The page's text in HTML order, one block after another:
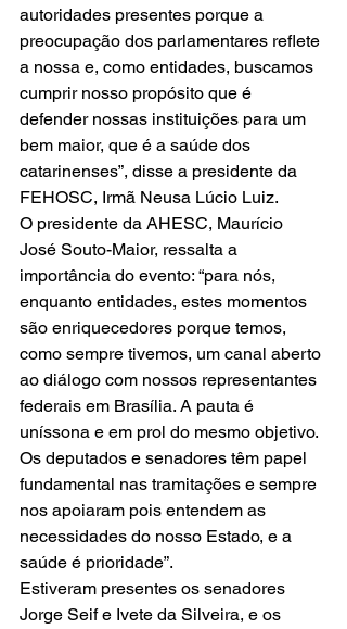
autoridades presentes porque a
preocupação dos parlamentares reflete
a nossa e, como entidades, buscamos
cumprir nosso propósito que é
defender nossas instituições para um
bem maior, que é a saúde dos
catarinenses”, disse a presidente da
FEHOSC, Irmã Neusa Lúcio Luiz.
O presidente da AHESC, Maurício
José Souto-Maior, ressalta a
importância do evento: “para nós,
enquanto entidades, estes momentos
são enriquecedores porque temos,
como sempre tivemos, um canal aberto
ao diálogo com nossos representantes
federais em Brasília. A pauta é
uníssona e em prol do mesmo objetivo.
Os deputados e senadores têm papel
fundamental nas tramitações e sempre
nos apoiaram pois entendem as
necessidades do nosso Estado, e a
saúde é prioridade”.
Estiveram presentes os senadores
Jorge Seif e Ivete da Silveira, e os